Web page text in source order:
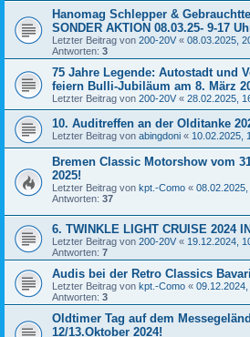
Hanomag Schlepper &
SONDER AKTION 08.03.25- 9-17
Letzter Beitrag von 200-20V « 08.03.2025,
Antworten: 3
75 Jahre Legende: Autostadt und
feiern Bulli-Jubiläum am 8. März
Letzter Beitrag von 200-20V « 28.02.2025,
10. Auditreffen an der Olditanke
Letzter Beitrag von abingdoni « 10.02.2025,
Bremen Classic Motorshow vom
2025!
Letzter Beitrag von kpt.-Como « 08.02.2025,
Antworten: 37
6. TWINKLE LIGHT CRUISE 2024
Letzter Beitrag von 200-20V « 19.12.2024,
Antworten: 7
Audis bei der Retro Classics
Letzter Beitrag von kpt.-Como « 09.12.2024,
Antworten: 3
Oldtimer Tag auf dem
12/13.Oktober 2024!